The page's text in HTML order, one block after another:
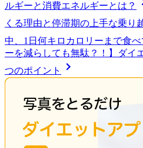
ルギーと消費エネルギーとは？
くる理由と停滞期の上手な乗り
中、1日何キロカロリーまで食べ
ーを減らしても無駄？！】ダイ
つのポイント